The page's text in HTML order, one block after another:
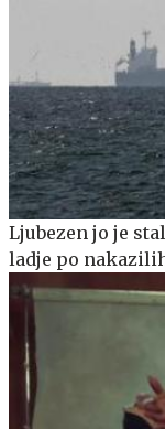
Ljubezen jo je
ladje po